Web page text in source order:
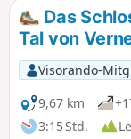
Das
Tal von
Visorando-
9,67 km
3:15 Std.